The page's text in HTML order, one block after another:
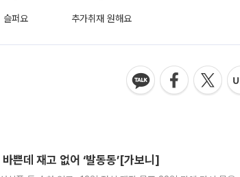
슬퍼요 추가취재 원해요
쁜데 재고 없어 ‘발동동’[가보니]